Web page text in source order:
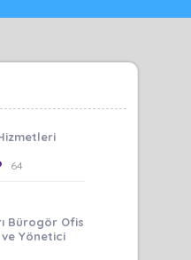
64
Bürogör Ofis
ve Yönetici